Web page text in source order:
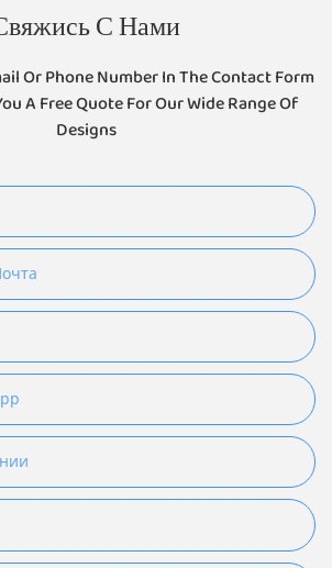
С Нами
Or Phone Number In The Contact Form
A Free Quote For Our Wide Range Of
Designs